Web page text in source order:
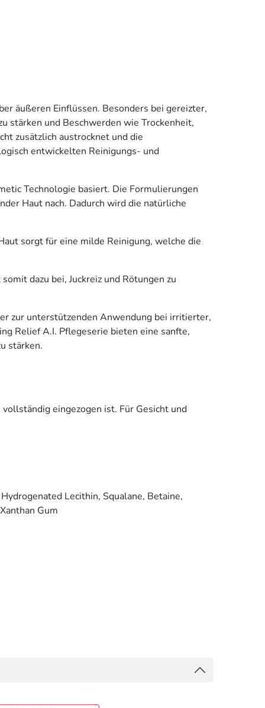
äußeren Einflüssen. Besonders bei gereizter,
stärken und Beschwerden wie Trockenheit,
zusätzlich austrocknet und die
entwickelten Reinigungs- und
Technologie basiert. Die Formulierungen
Haut nach. Dadurch wird die natürliche
sorgt für eine milde Reinigung, welche die
dazu bei, Juckreiz und Rötungen zu
zur unterstützenden Anwendung bei irritierter,
Relief A.I. Pflegeserie bieten eine sanfte,
stärken.
eingezogen ist. Für Gesicht und
Lecithin, Squalane, Betaine,
Gum